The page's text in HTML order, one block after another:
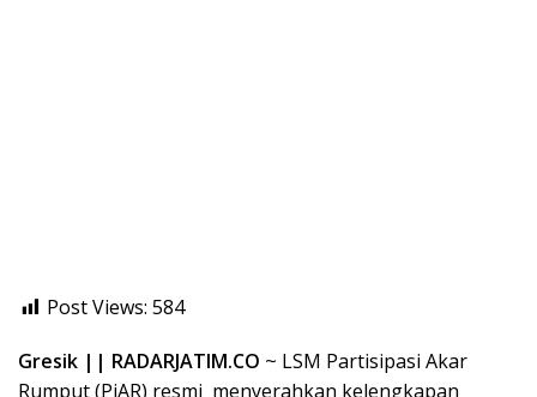
Post Views: 584
Gresik || RADARJATIM.CO ~ LSM Partisipasi Akar
Rumput (PiAR) resmi menyerahkan kelengkapan